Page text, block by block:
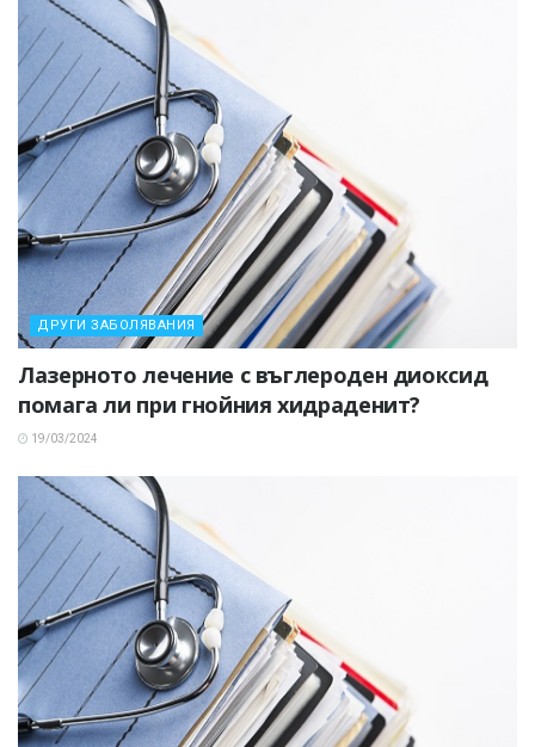
ДРУГИ ЗАБОЛЯВАНИЯ
Лазерното лечение с въглероден диоксид
помага ли при гнойния хидраденит?
19/03/2024